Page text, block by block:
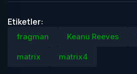
Etiketler:
fragman Keanu Reeves
matrix matrix4